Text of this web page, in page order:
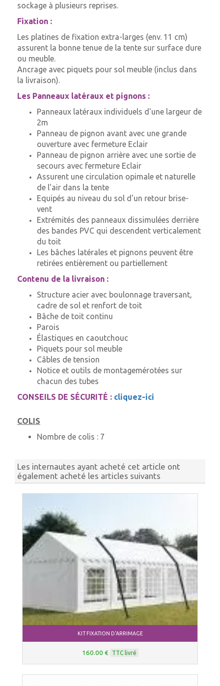
sockage à plusieurs reprises.
Fixation :
Les platines de fixation extra-larges (env. 11 cm)
assurent la bonne tenue de la tente sur surface dure
ou meuble.
Ancrage avec piquets pour sol meuble (inclus dans
la livraison).
Les Panneaux latéraux et pignons :
Panneaux latéraux individuels d'une largeur de
2m
Panneau de pignon avant avec une grande
ouverture avec fermeture Eclair
Panneau de pignon arrière avec une sortie de
secours avec fermeture Eclair
Assurent une circulation opimale et naturelle
de l'air dans la tente
Equipés au niveau du sol d'un retour brise-
vent
Extrémités des panneaux dissimulées derrière
des bandes PVC qui descendent verticalement
du toit
Les bâches latérales et pignons peuvent être
retirées entièrement ou partiellement
Contenu de la livraison :
Structure acier avec boulonnage traversant,
cadre de sol et renfort de toit
Bâche de toit continu
Parois
Élastiques en caoutchouc
Piquets pour sol meuble
Câbles de tension
Notice et outils de montagemérotées sur
chacun des tubes
CONSEILS DE SÉCURITÉ : cliquez-ici
COLIS
Nombre de colis : 7
Les internautes ayant acheté cet article ont
également acheté les articles suivants
KIT FIXATION D'ARRIMAGE
160.00 € TTC livré